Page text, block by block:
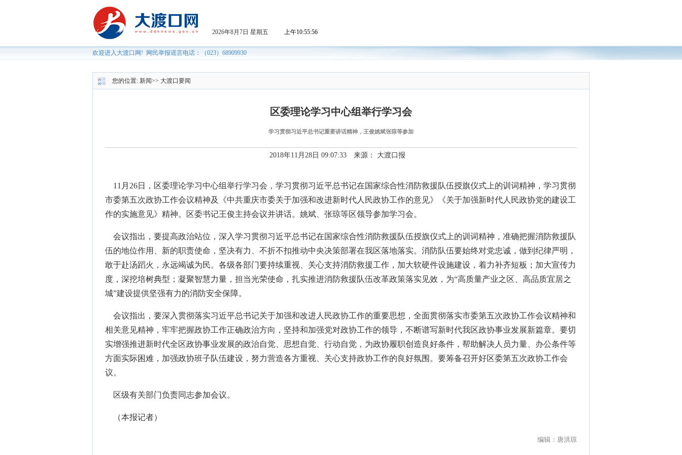
您的位置: 新闻>> 大渡口要闻
区委理论学习中心组举行学习会
学习贯彻习近平总书记重要讲话精神，王俊姚斌张琼等参加
2018年11月28日 09:07:33 来源： 大渡口报
11月26日，区委理论学习中心组举行学习会，学习贯彻习近平总书记在国家综合性消防救援队伍授旗仪式上的训词精神，学习贯彻
市委第五次政协工作会议精神及《中共重庆市委关于加强和改进新时代人民政协工作的意见》《关于加强新时代人民政协党的建设工
作的实施意见》精神。区委书记王俊主持会议并讲话。姚斌、张琼等区领导参加学习会。
会议指出，要提高政治站位，深入学习贯彻习近平总书记在国家综合性消防救援队伍授旗仪式上的训词精神，准确把握消防救援队
伍的地位作用、新的职责使命，坚决有力、不折不扣推动中央决策部署在我区落地落实。消防队伍要始终对党忠诚，做到纪律严明，
敢于赴汤蹈火，永远竭诚为民。各级各部门要持续重视、关心支持消防救援工作，加大软硬件设施建设，着力补齐短板；加大宣传力
度，深挖培树典型；凝聚智慧力量，担当光荣使命，扎实推进消防救援队伍改革政策落实见效，为“高质量产业之区、高品质宜居之
城”建设提供坚强有力的消防安全保障。
会议指出，要深入贯彻落实习近平总书记关于加强和改进人民政协工作的重要思想，全面贯彻落实市委第五次政协工作会议精神和
相关意见精神，牢牢把握政协工作正确政治方向，坚持和加强党对政协工作的领导，不断谱写新时代我区政协事业发展新篇章。要切
实增强推进新时代全区政协事业发展的政治自觉、思想自觉、行动自觉，为政协履职创造良好条件，帮助解决人员力量、办公条件等
方面实际困难，加强政协班子队伍建设，努力营造各方重视、关心支持政协工作的良好氛围。要筹备召开好区委第五次政协工作会
议。
区级有关部门负责同志参加会议。
（本报记者）
编辑：唐洪琼